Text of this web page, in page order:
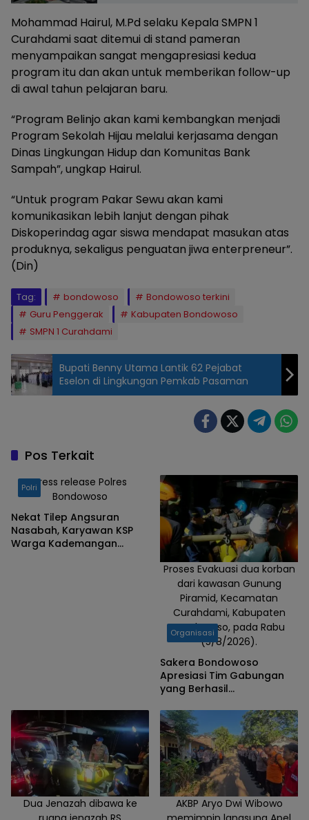
Mohammad Hairul, M.Pd selaku Kepala SMPN 1
Curahdami saat ditemui di stand pameran
menyampaikan sangat mengapresiasi kedua
program itu dan akan untuk memberikan follow-up
di awal tahun pelajaran baru.
“Program Belinjo akan kami kembangkan menjadi
Program Sekolah Hijau melalui kerjasama dengan
Dinas Lingkungan Hidup dan Komunitas Bank
Sampah”, ungkap Hairul.
“Untuk program Pakar Sewu akan kami
komunikasikan lebih lanjut dengan pihak
Diskoperindag agar siswa mendapat masukan atas
produknya, sekaligus penguatan jiwa enterpreneur”.
(Din)
Tag: bondowoso
Bondowoso terkini
Guru Penggerak
Kabupaten Bondowoso
SMPN 1 Curahdami
Bupati Benny Utama Lantik 62 Pejabat
Eselon di Lingkungan Pemkab Pasaman
Pos Terkait
Press release Polres
Bondowoso
Polri
Nekat Tilep Angsuran
Nasabah, Karyawan KSP
Warga Kademangan
Proses Evakuasi dua korban
dari kawasan Gunung
Piramid, Kecamatan
Curahdami, Kabupaten
Bondowoso, pada Rabu
(5/8/2026).
Organisasi
Sakera Bondowoso
Apresiasi Tim Gabungan
yang Berhasil
Gunung Piramid
Dua Jenazah dibawa ke
AKBP Aryo Dwi Wibowo